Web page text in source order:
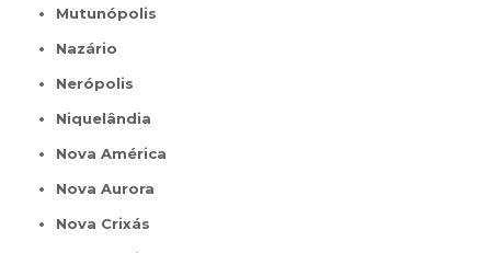
Mutunópolis
Nazário
Nerópolis
Niquelândia
Nova América
Nova Aurora
Nova Crixás